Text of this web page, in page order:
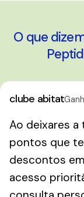
O que
clube abitat
Ao deixares a
pontos que
descontos
acesso